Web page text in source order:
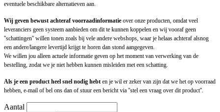
eventuele beschikbare alternatieven aan.
Wij geven bewust achteraf voorraadinformatie over onze producten, omdat veel
leveranciers geen systeem aanbieden om dit te kunnen koppelen en wij vooraf geen
''schattingen'' willen tonen zoals bij vele andere webshops, waar je helaas achteraf alsnog
een andere/langere levertijd krijgt te horen dan stond aangegeven.
We willen jou alleen actuele informatie geven op het moment van verwerking van de
bestelling, zodat we je niet hebben kunnen misleiden met een schatting.
Als je een product heel snel nodig hebt en je wil er zeker van zijn dat we het op voorraad
hebben, e-mail of bel ons dan of stuur een bericht via ''stel een vraag over dit product''.
Aantal